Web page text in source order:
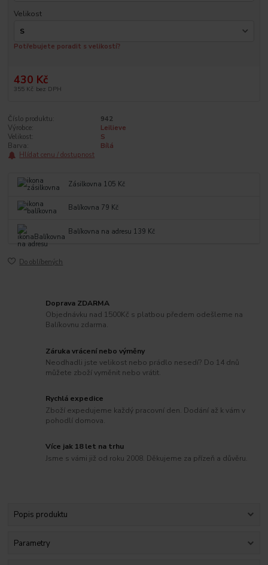
Velikost
Potřebujete poradit s velikostí?
430 Kč
355 Kč bez DPH
Číslo produktu:
942
Výrobce:
Leilieve
Velikost:
S
Barva:
Bílá
Hlídat cenu / dostupnost
Zásilkovna 105 Kč
Balíkovna 79 Kč
Balíkovna na adresu 139 Kč
Do oblíbených
Doprava ZDARMA
Objednávku nad 1500Kč s platbou předem odešleme na
Balíkovnu zdarma.
Záruka vrácení nebo výměny
Neodhadli jste velikost nebo prádlo nesedí? Do 14 dnů
můžete zboží vyměnit nebo vrátit.
Rychlá expedice
Zboží expedujeme každý pracovní den. Dodání až k vám v
pohodlí domova.
Více jak 18 let na trhu
Jsme s vámi již od roku 2008. Děkujeme za přízeň a důvěru.
Popis produktu
Parametry